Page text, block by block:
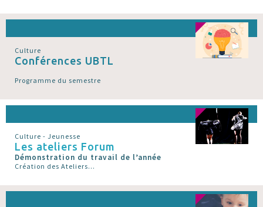
Culture
Conférences UBTL
Programme du semestre
Culture - Jeunesse
Les ateliers Forum
Démonstration du travail de l’année
Création des Ateliers...